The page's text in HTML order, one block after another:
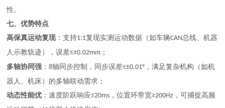
性。
七、优势特点
高保真运动复现：支持1:1复现实测运动数据（如车辆CAN总线、机器
人示教轨迹），误差≤±0.02mm ；
多轴协同强 ：8轴同步控制，同步误差≤±0.01° ，满足复杂机构（如机
器人、机床）的多轴联动需求；
动态性能优 ：速度阶跃响应≤20ms ，位置环带宽≥200Hz ，可捕捉高频